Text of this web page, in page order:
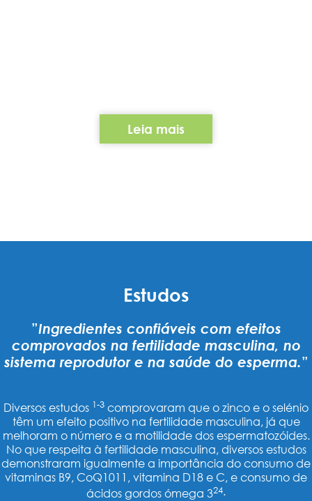
Leia mais
Estudos
”Ingredientes confiáveis com efeitos
comprovados na fertilidade masculina, no
sistema reprodutor e na saúde do esperma.”
Diversos estudos 1-3 comprovaram que o zinco e o selénio
têm um efeito positivo na fertilidade masculina, já que
melhoram o número e a motilidade dos espermatozóides.
No que respeita à fertilidade masculina, diversos estudos
demonstraram igualmente a importância do consumo de
vitaminas B9, CoQ1011, vitamina D18 e C, e consumo de
ácidos gordos ómega 324.